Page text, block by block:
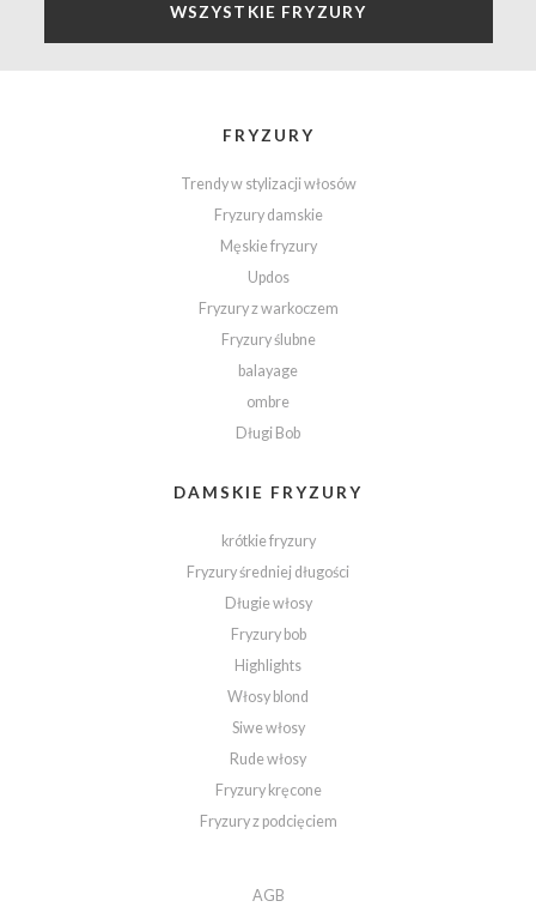
WSZYSTKIE FRYZURY
FRYZURY
Trendy w stylizacji włosów
Fryzury damskie
Męskie fryzury
Updos
Fryzury z warkoczem
Fryzury ślubne
balayage
ombre
Długi Bob
DAMSKIE FRYZURY
krótkie fryzury
Fryzury średniej długości
Długie włosy
Fryzury bob
Highlights
Włosy blond
Siwe włosy
Rude włosy
Fryzury kręcone
Fryzury z podcięciem
AGB